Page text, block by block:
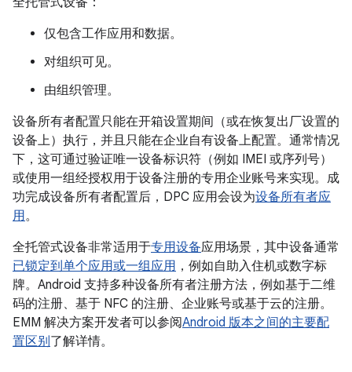
仅包含工作应用和数据。
对组织可见。
由组织管理。
设备所有者配置只能在开箱设置期间（或在恢复出厂设置的
设备上）执行，并且只能在企业自有设备上配置。通常情况
下，这可通过验证唯一设备标识符（例如 IMEI 或序列号）
或使用一组经授权用于设备注册的专用企业账号来实现。成
功完成设备所有者配置后，DPC 应用会设为设备所有者应
用。
全托管式设备非常适用于专用设备应用场景，其中设备通常
已锁定到单个应用或一组应用 ，例如自助入住机或数字标
牌。Android 支持多种设备所有者注册方法，例如基于二维
码的注册、基于 NFC 的注册、企业账号或基于云的注册。
EMM 解决方案开发者可以参阅Android 版本之间的主要配
置区别了解详情。